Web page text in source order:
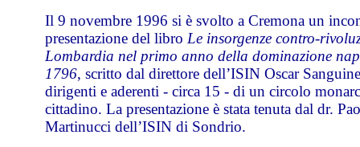
Il 9 novembre 1996 si è svolto a Cremona un
presentazione del libro Le insorgenze contro-
Lombardia nel primo anno della dominazione
1796, scritto dal direttore dell’ISIN Oscar
dirigenti e aderenti - circa 15 - di un circolo
cittadino. La presentazione è stata tenuta dal dr.
Martinucci dell’ISIN di Sondrio.